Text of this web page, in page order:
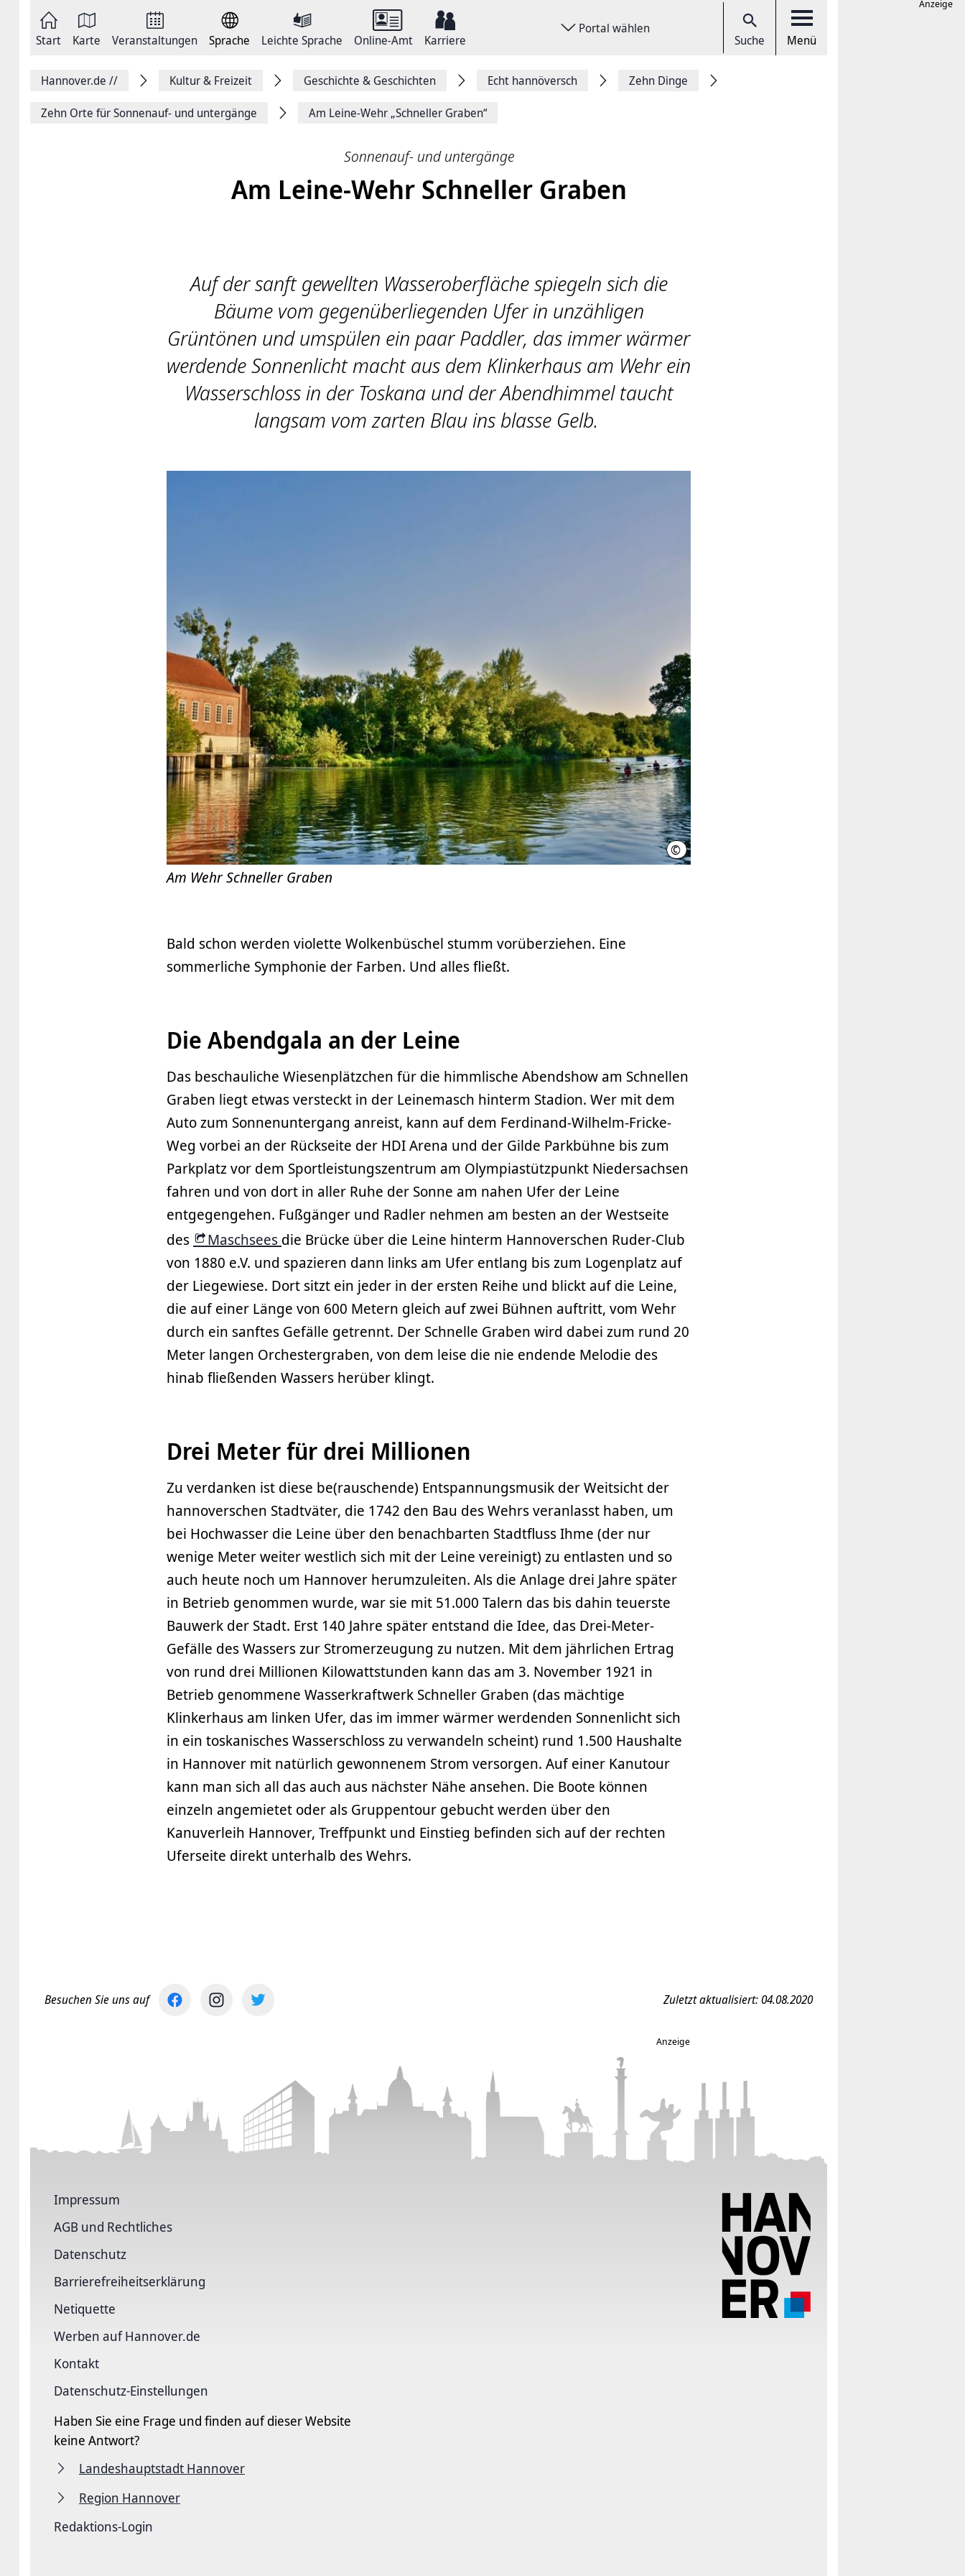
springen
Start Karte Veranstaltungen Sprache Leichte Sprache Online-Amt Karriere
Portal wählen
Suche Menü
FacebookHannover.de // Kultur & Freizeit Geschichte & Geschichten Echt hannöversch Zehn Dinge
Zehn Orte für Sonnenauf- und untergänge Am Leine-Wehr „Schneller Graben“
Sonnenauf- und untergänge
Am Leine-Wehr Schneller Graben
Auf der sanft gewellten Wasseroberfläche spiegeln sich die
Bäume vom gegenüberliegenden Ufer in unzähligen
Grüntönen und umspülen ein paar Paddler, das immer wärmer
werdende Sonnenlicht macht aus dem Klinkerhaus am Wehr ein
Wasserschloss in der Toskana und der Abendhimmel taucht
langsam vom zarten Blau ins blasse Gelb.
© Matthias Kothe
Am Wehr Schneller Graben
Bald schon werden violette Wolkenbüschel stumm vorüberziehen. Eine
sommerliche Symphonie der Farben. Und alles fließt.
Die Abendgala an der Leine
Das beschauliche Wiesenplätzchen für die himmlische Abendshow am Schnellen
Graben liegt etwas versteckt in der Leinemasch hinterm Stadion. Wer mit dem
Auto zum Sonnenuntergang anreist, kann auf dem Ferdinand-Wilhelm-Fricke-
Weg vorbei an der Rückseite der HDI Arena und der Gilde Parkbühne bis zum
Parkplatz vor dem Sportleistungszentrum am Olympiastützpunkt Niedersachsen
fahren und von dort in aller Ruhe der Sonne am nahen Ufer der Leine
entgegengehen. Fußgänger und Radler nehmen am besten an der Westseite
des
Maschsees die Brücke über die Leine hinterm Hannoverschen Ruder-Club
von 1880 e.V. und spazieren dann links am Ufer entlang bis zum Logenplatz auf
der Liegewiese. Dort sitzt ein jeder in der ersten Reihe und blickt auf die Leine,
die auf einer Länge von 600 Metern gleich auf zwei Bühnen auftritt, vom Wehr
durch ein sanftes Gefälle getrennt. Der Schnelle Graben wird dabei zum rund 20
Meter langen Orchestergraben, von dem leise die nie endende Melodie des
hinab fließenden Wassers herüber klingt.
Drei Meter für drei Millionen
Zu verdanken ist diese be(rauschende) Entspannungsmusik der Weitsicht der
hannoverschen Stadtväter, die 1742 den Bau des Wehrs veranlasst haben, um
bei Hochwasser die Leine über den benachbarten Stadtfluss Ihme (der nur
wenige Meter weiter westlich sich mit der Leine vereinigt) zu entlasten und so
auch heute noch um Hannover herumzuleiten. Als die Anlage drei Jahre später
in Betrieb genommen wurde, war sie mit 51.000 Talern das bis dahin teuerste
Bauwerk der Stadt. Erst 140 Jahre später entstand die Idee, das Drei-Meter-
Gefälle des Wassers zur Stromerzeugung zu nutzen. Mit dem jährlichen Ertrag
von rund drei Millionen Kilowattstunden kann das am 3. November 1921 in
Betrieb genommene Wasserkraftwerk Schneller Graben (das mächtige
Klinkerhaus am linken Ufer, das im immer wärmer werdenden Sonnenlicht sich
in ein toskanisches Wasserschloss zu verwandeln scheint) rund 1.500 Haushalte
in Hannover mit natürlich gewonnenem Strom versorgen. Auf einer Kanutour
kann man sich all das auch aus nächster Nähe ansehen. Die Boote können
einzeln angemietet oder als Gruppentour gebucht werden über den
Kanuverleih Hannover, Treffpunkt und Einstieg befinden sich auf der rechten
Uferseite direkt unterhalb des Wehrs.
Besuchen Sie uns auf Zuletzt aktualisiert: 04.08.2020
Anzeige
Impressum
AGB und Rechtliches
Datenschutz
Barriere­freiheits­erklärung
Netiquette
Werben auf Hannover.de
Kontakt
Datenschutz-Einstellungen
Haben Sie eine Frage und finden auf dieser Website
keine Antwort?
Landeshauptstadt Hannover
Region Hannover
Redaktions-Login
Anzeige